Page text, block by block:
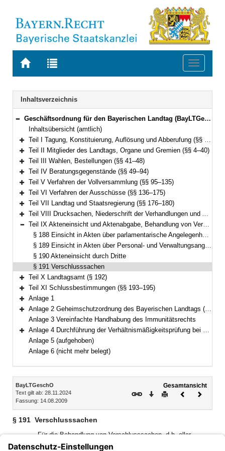
Zur
BAYERN.RECHT
Zur
letzten
Suche
Toggle
Navigation
Inhaltsverzeichnis
Bereich reduzieren
Geschäftsordnung für den Bayerischen Landtag (BayLTGeschO) in der Fassung der Bekanntmachung vom 14. August 2009 (GVBl. S. 420) BayRS 1100-3-I (§§ 1–195)
Inhaltsübersicht (amtlich)
Bereich erweitern
Teil I Tagung, Konstituierung, Auflösung und Abberufung (§§ 1–3)
Bereich erweitern
Teil II Mitglieder des Landtags, Organe und Gremien (§§ 4–40)
Bereich erweitern
Teil III Wahlen, Bestellungen (§§ 41–48)
Bereich erweitern
Teil IV Beratungsgegenstände (§§ 49–94)
Bereich erweitern
Teil V Verfahren der Vollversammlung (§§ 95–135)
Bereich erweitern
Teil VI Verfahren der Ausschüsse (§§ 136–175)
Bereich erweitern
Teil VII Landtag und Staatsregierung (§§ 176–180)
Bereich erweitern
Teil VIII Drucksachen, Niederschrift der Verhandlungen und Ausfertigung der Beschlüsse (§§ 181–187)
Bereich reduzieren
Teil IX Akteneinsicht und Aktenabgabe, Behandlung von Verschlusssachen (§§ 188–191)
§ 188 Einsicht in Akten über parlamentarische Angelegenheiten
§ 189 Einsicht in Akten über Personal- und Verwaltungsangelegenheiten
§ 190 Akteneinsicht durch Dritte
§ 191 Verschlusssachen
Bereich erweitern
Teil X Landtagsamt (§ 192)
Bereich erweitern
Teil XI Schlussbestimmungen (§§ 193–195)
Bereich erweitern
Anlage 1
Bereich erweitern
Anlage 2 Geheimschutzordnung des Bayerischen Landtags (GeheimSchO)
Anlage 3 Vereinfachte Handhabung des Immunitätsrechts
Bereich erweitern
Anlage 4 Durchführung der Verhältnismäßigkeitsprüfung bei berufsreglementierenden Regelungen im Anwendungsbereich der Richtlinie 2005/36/EG
Anlage 5 (aufgehoben)
Anlage 6 (nicht mehr belegt)
Inhalt
BayLTGeschO
Text gilt ab: 28.11.2024
Fassung: 14.08.2009
Gesamtansicht
Download
DruckenVorheriges
§ 191 Verschlusssachen
Für die Behandlung von Verschlusssachen, d.h. aller
Angelegenheiten, die im staatlichen Interesse durch